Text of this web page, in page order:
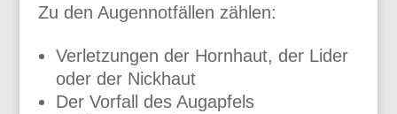
Zu den Augennotfällen zählen:
Verletzungen der Hornhaut, der Lider
oder der Nickhaut
Der Vorfall des Augapfels